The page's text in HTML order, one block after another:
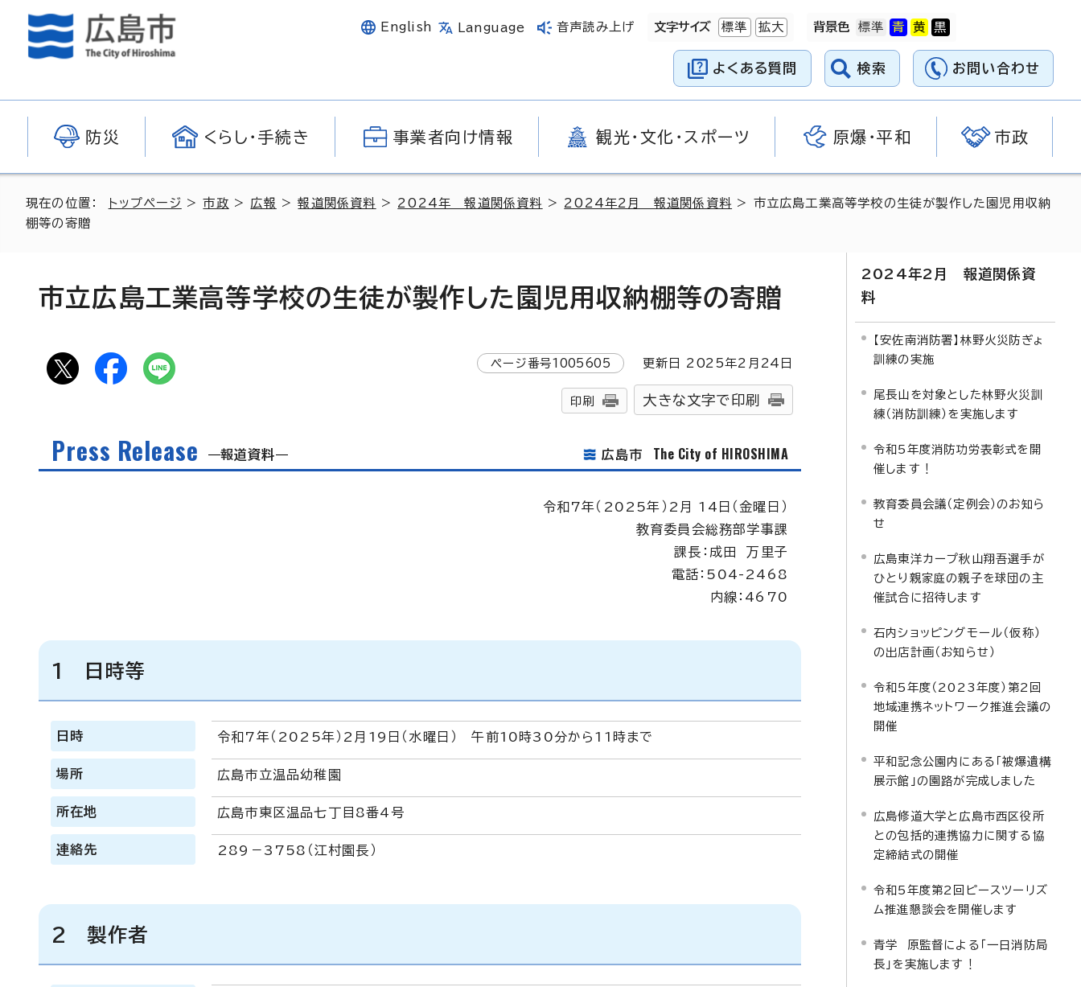
English Language 音声読み上げ 文字サイズ 標準 拡大 背景色
よくある質問 検索 お問い合わせ
防災 くらし・手続き 事業者向け情報 観光・文化・スポーツ 原爆・平和 市政
現在の位置： トップページ >市政 > 広報 >報道関係資料 > 2024年 報道関係資料 > 2024年2月 報道関係資料 > 市立広島工業高等学校の生徒が製作した園児用収納
棚等の寄贈
市立広島工業高等学校の生徒が製作した園児用収納棚等の寄贈
ページ番号1005605 更新日 2025年2月 24 日
印刷 大きな文字で印刷
Press Release 報道資料 広島市 The City of HIROSHIMA
令和7年（2025年）2月 14日（金曜日）
教育委員会総務部学事課
課長：成田 万里子
電話：504-2468
内線：4670
1 日時等
日時 令和7年（2025年）2月19日（水曜日） 午前10時30分から11時まで
場所 広島市立温品幼稚園
所在地 広島市東区温品七丁目8番4号
連絡先 289－3758（江村園長）
2 製作者
2024年2月 報道関係資
料
【安佐南消防署】林野火災防ぎょ
訓練の実施
尾長山を対象とした林野火災訓
練（消防訓練）を実施します
令和5年度消防功労表彰式を開
催します！
教育委員会議（定例会）のお知ら
せ
広島東洋カープ秋山翔吾選手が
ひとり親家庭の親子を球団の主
催試合に招待します
石内ショッピングモール（仮称）
の出店計画（お知らせ）
令和5年度（2023年度）第2回
地域連携ネットワーク推進会議の
開催
平和記念公園内にある「被爆遺構
展示館」の園路が完成しました
広島修道大学と広島市西区役所
との包括的連携協力に関する協
定締結式の開催
令和5年度第2回ピースツーリズ
ム推進懇談会を開催します
青学 原監督による「一日消防局
長」を実施します！